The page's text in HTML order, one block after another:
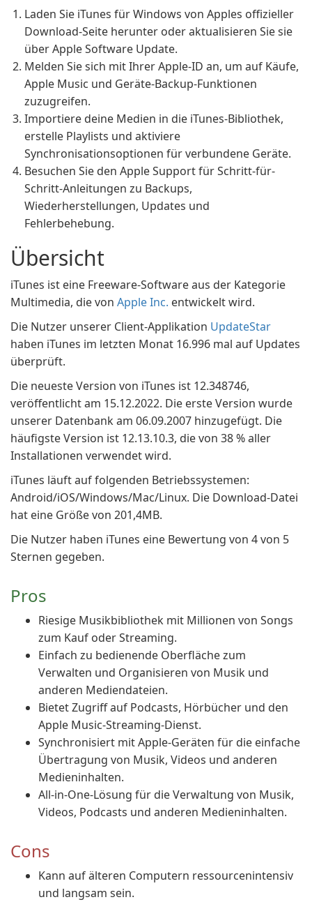
Laden Sie iTunes für Windows von Apples offizieller
Download-Seite herunter oder aktualisieren Sie sie
über Apple Software Update.
Melden Sie sich mit Ihrer Apple-ID an, um auf Käufe,
Apple Music und Geräte-Backup-Funktionen
zuzugreifen.
Importiere deine Medien in die iTunes-Bibliothek,
erstelle Playlists und aktiviere
Synchronisationsoptionen für verbundene Geräte.
Besuchen Sie den Apple Support für Schritt-für-
Schritt-Anleitungen zu Backups,
Wiederherstellungen, Updates und
Fehlerbehebung.
Übersicht
iTunes ist eine Freeware-Software aus der Kategorie
Multimedia, die von Apple Inc. entwickelt wird.
Die Nutzer unserer Client-Applikation UpdateStar
haben iTunes im letzten Monat 16.996 mal auf Updates
überprüft.
Die neueste Version von iTunes ist 12.348746,
veröffentlicht am 15.12.2022. Die erste Version wurde
unserer Datenbank am 06.09.2007 hinzugefügt. Die
häufigste Version ist 12.13.10.3, die von 38 % aller
Installationen verwendet wird.
iTunes läuft auf folgenden Betriebssystemen:
Android/iOS/Windows/Mac/Linux. Die Download-Datei
hat eine Größe von 201,4MB.
Die Nutzer haben iTunes eine Bewertung von 4 von 5
Sternen gegeben.
Pros
Riesige Musikbibliothek mit Millionen von Songs
zum Kauf oder Streaming.
Einfach zu bedienende Oberfläche zum
Verwalten und Organisieren von Musik und
anderen Mediendateien.
Bietet Zugriff auf Podcasts, Hörbücher und den
Apple Music-Streaming-Dienst.
Synchronisiert mit Apple-Geräten für die einfache
Übertragung von Musik, Videos und anderen
Medieninhalten.
All-in-One-Lösung für die Verwaltung von Musik,
Videos, Podcasts und anderen Medieninhalten.
Cons
Kann auf älteren Computern ressourcenintensiv
und langsam sein.